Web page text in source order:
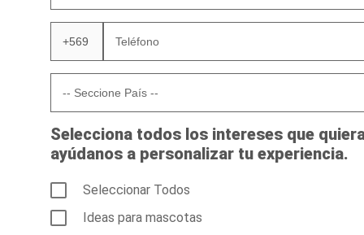
Selecciona todos los intereses que
ayúdanos a personalizar tu experiencia.
Seleccionar Todos
Ideas para mascotas